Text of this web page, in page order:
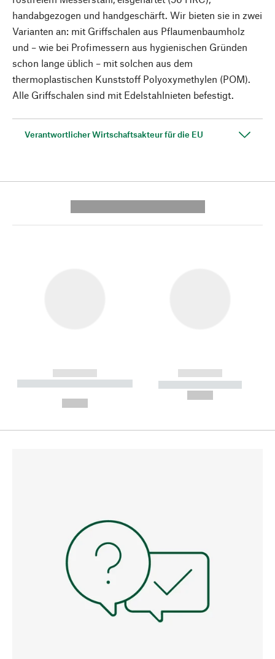
handabgezogen und handgeschärft. Wir bieten sie in zwei
Varianten an: mit Griffschalen aus Pflaumenbaumholz
und – wie bei Profimessern aus hygienischen Gründen
schon lange üblich – mit solchen aus dem
thermoplastischen Kunststoff Polyoxymethylen (POM).
Alle Griffschalen sind mit Edelstahlnieten befestigt.
Verantwortlicher Wirtschaftsakteur für die EU
------------
----------- ----------- --------
------------
----------- -----------